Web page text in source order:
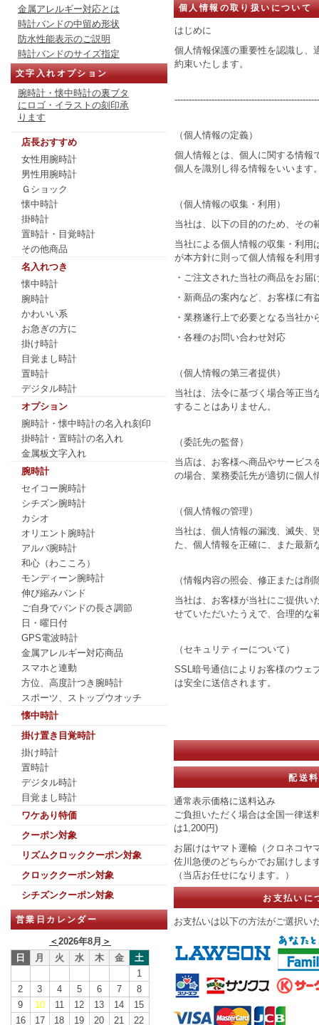
金属アレルギー対応とは
時計バンドの中留め形状
防水性能表示のご説明
時計バンドのサイズ指定
文字入れオプション
腕時計・懐中時計の裏ブタ
にロゴ・イラストの刻印承
ります
店長おすすめ
女性用腕時計
男性用腕時計
Ｇショック
懐中時計
掛時計
置時計・目覚時計
その他商品
名入れつき
懐中時計
腕時計
かわいい系
お急ぎの方に
掛け時計
目覚まし時計
置時計
デジタル時計
オプション
腕時計・懐中時計の名入れ刻印
掛時計・置時計の名入れ
金属板文字入れ
腕時計
セイコー腕時計
シチズン腕時計
カシオ
オリエント腕時計
アルバ腕時計
和心（わこころ）
モンディーン腕時計
伸び縮みバンド
ご自身でバンドの長さ調節
日・曜日付
GPS電波時計
金属アレルギー対応商品
スマホと連動
方位、高度計つき腕時計
スポーツ、ストップウオッチ
懐中時計
掛け置き目覚時計
掛け時計
置時計
デジタル時計
目覚まし時計
ワケあり特価
クーポン対象
リズムクロッククーポン対象
クロッククーポン対象
シチズンクーポン対象
営業日カレンダー
＜2026年8月 ＞
日
月 火 水 木 金
土
1
2
3 4 5 6 7
8
9
10 11 12 13 14
15
16
17 18 19 20 21 22
個人情報の取り扱いについて
はじめに
個人情報保護の重要性を認識し、
約束いたします。
（個人情報の定義）
個人情報とは、個人に関する情報
個人を識別し得る情報をいいます
（個人情報の収集・利用）
当社は、以下の目的のため、その
当社による個人情報の収集・利用
が本方針に則って個人情報を利用
・ご注文された当社の商品をお届
・新商品の案内など、お客様に
・業務遂行上で必要となる当社
・各種のお問い合わせ対応
（個人情報の第三者提供）
当社は、法令に基づく場合等正当
することはありません。
（委託先の監督）
当店は、お客様へ商品やサービス
の場合、業務委託先が適切に個人
（個人情報の管理）
当社は、個人情報の漏洩、滅失、
た、個人情報を正確に、また最新
（情報内容の照会、修正または削
当社は、お客様が当社にご提供い
せていただいたうえで、合理的な
（セキュリティーについて）
SSL暗号通信によりお客様のウェ
は安全に送信されます。
配送料
通常表示価格に送料込み
ご負担いただく場合は全国一律送
は1,200円)
お届けはヤマト運輸（クロネコヤ
佐川急便のどちらかでお届けしま
（当店お任せになります。）
お支払いに
お支払いは以下の方法がご選択い